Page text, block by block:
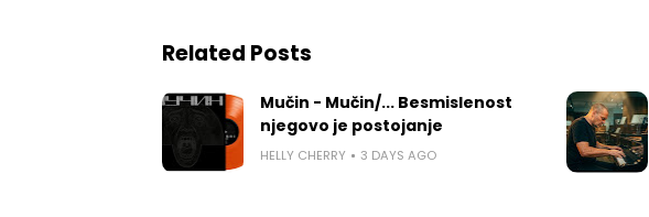
Related Posts
Mučin - Mučin/... Besmislenost
njegovo je postojanje
HELLY CHERRY 3 DAYS AGO